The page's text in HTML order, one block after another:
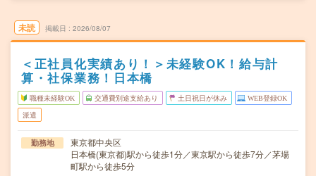
未読 掲載日 2026/08/07
＜正社員化実績あり！＞未経験OK！給与計
算・社保業務！日本橋
職種未経験OK 交通費別途支給あり 土日祝日が休み WEB登録OK
派遣
勤務地
東京都中央区
日本橋(東京都)駅から徒歩1分／東京駅から徒歩7分／茅場
町駅から徒歩5分